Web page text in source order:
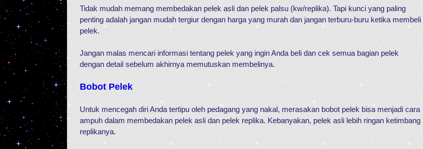
Tidak mudah memang membedakan pelek asli dan pelek palsu (kw/replika). Tapi kunci yang paling
penting adalah jangan mudah tergiur dengan harga yang murah dan jangan terburu-buru ketika membeli
pelek.
Jangan malas mencari informasi tentang pelek yang ingin Anda beli dan cek semua bagian pelek
dengan detail sebelum akhirnya memutuskan membelinya.
Bobot Pelek
Untuk mencegah diri Anda tertipu oleh pedagang yang nakal, merasakan bobot pelek bisa menjadi cara
ampuh dalam membedakan pelek asli dan pelek replika. Kebanyakan, pelek asli lebih ringan ketimbang
replikanya.